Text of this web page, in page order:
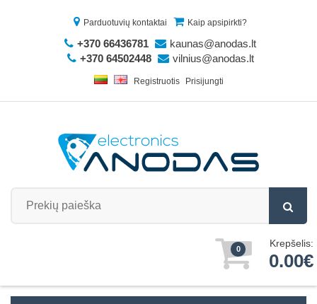
Parduotuvių kontaktai Kaip apsipirkti?
+370 66436781
kaunas@anodas.lt
+370 64502448
vilnius@anodas.lt
Registruotis Prisijungti
0 Krepšelis:
0.00€